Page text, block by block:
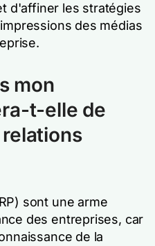
d'affiner les stratégies
des médias
mon
t-elle de
sont une arme
des entreprises, car
de la